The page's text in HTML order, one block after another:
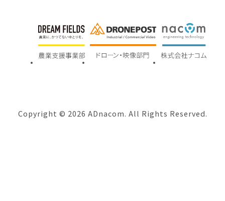
Copyright © 2026 ADnacom. All Rights Reserved.